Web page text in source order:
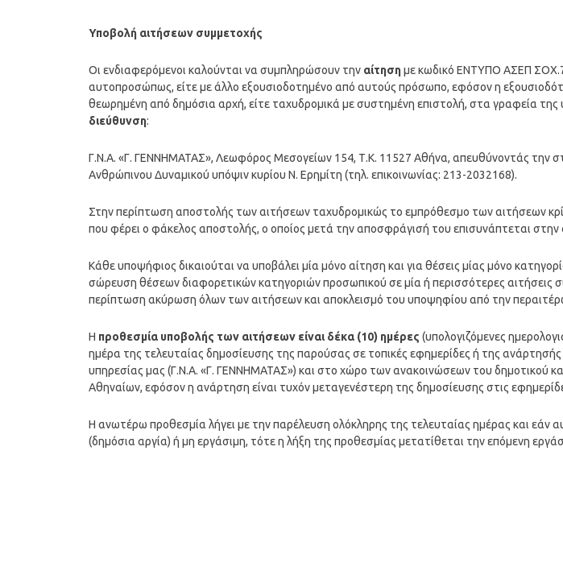
Υποβολή αιτήσεων συμμετοχής
Οι ενδιαφερόμενοι καλούνται να συμπληρώσουν την αίτησημε κωδικό ΕΝΤΥΠΟ ΑΣΕΠ ΣΟΧ.7
αυτοπροσώπως, είτε με άλλο εξουσιοδοτημένο από αυτούς πρόσωπο, εφόσον η
θεωρημένη από δημόσια αρχή, είτε ταχυδρομικά με συστημένη επιστολή, στα γραφεία
διεύθυνση:
Γ.Ν.Α. «Γ. ΓΕΝΝΗΜΑΤΑΣ», Λεωφόρος Μεσογείων 154, Τ.Κ. 11527 Αθήνα, απευθύνοντάς την
Ανθρώπινου Δυναμικού υπόψιν κυρίου Ν. Ερημίτη (τηλ. επικοινωνίας: 213-2032168).
Στην περίπτωση αποστολής των αιτήσεων ταχυδρομικώς το εμπρόθεσμο των αιτήσεων
που φέρει ο φάκελος αποστολής, ο οποίος μετά την αποσφράγισή του επισυνάπτεται
Κάθε υποψήφιος δικαιούται να υποβάλει μία μόνο αίτηση και για θέσεις μίας μόνο
σώρευση θέσεων διαφορετικών κατηγοριών προσωπικού σε μία ή περισσότερες αιτήσεις
περίπτωση ακύρωση όλων των αιτήσεων και αποκλεισμό του υποψηφίου από την
Η προθεσμία υποβολής των αιτήσεων είναι δέκα (10) ημέρες (υπολογιζόμενες
ημέρα της τελευταίας δημοσίευσης της παρούσας σε τοπικές εφημερίδες ή της
υπηρεσίας μας (Γ.Ν.Α. «Γ. ΓΕΝΝΗΜΑΤΑΣ») και στο χώρο των ανακοινώσεων του δημοτικού
Αθηναίων, εφόσον η ανάρτηση είναι τυχόν μεταγενέστερη της δημοσίευσης στις
Η ανωτέρω προθεσμία λήγει με την παρέλευση ολόκληρης της τελευταίας ημέρας και εάν
(δημόσια αργία) ή μη εργάσιμη, τότε η λήξη της προθεσμίας μετατίθεται την επόμενη